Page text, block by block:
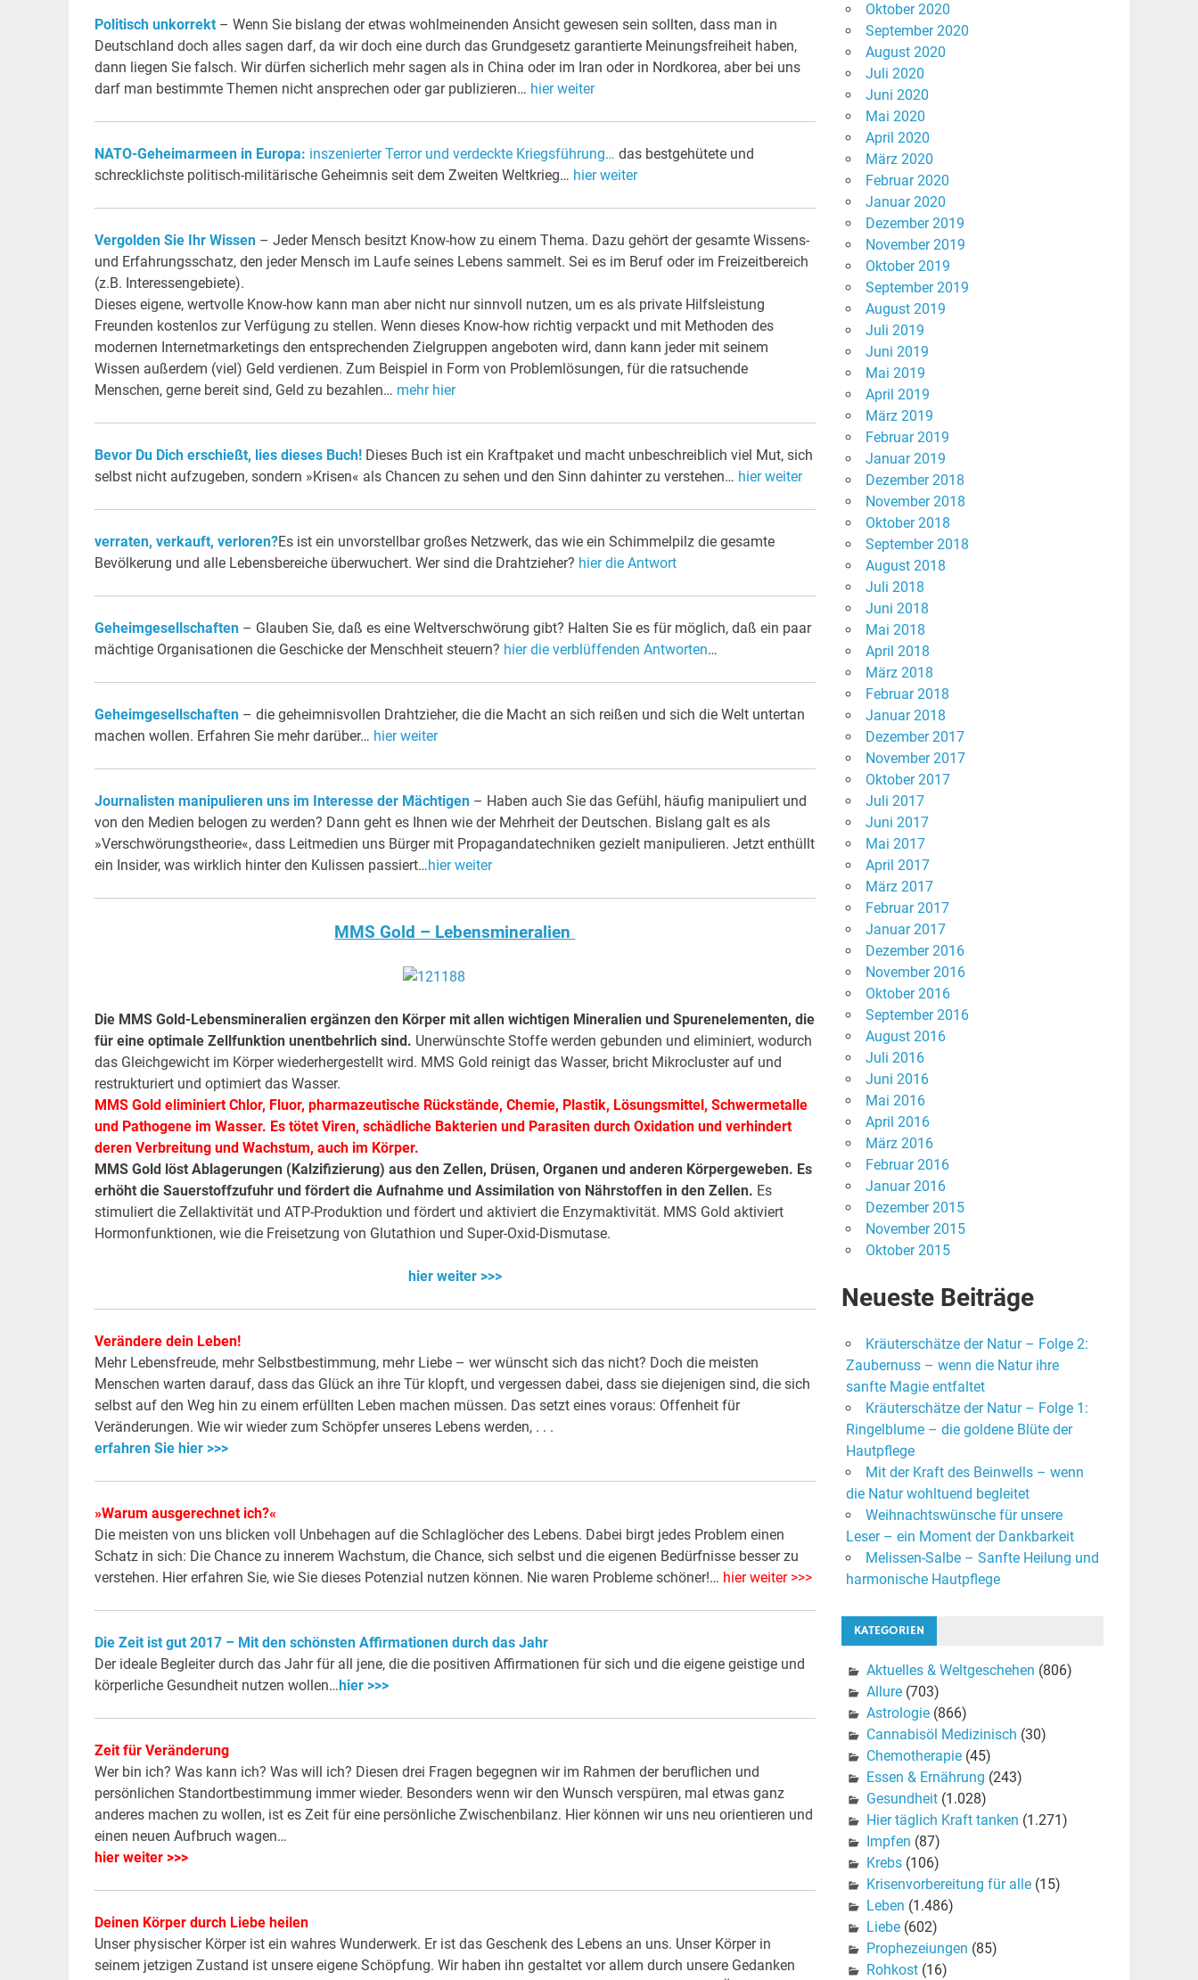
Politisch unkorrekt– Wenn Sie bislang der etwas wohlmeinenden Ansicht gewesen sein sollten, dass man in
Deutschland doch alles sagen darf, da wir doch eine durch das Grundgesetz garantierte Meinungsfreiheit haben,
dann liegen Sie falsch. Wir dürfen sicherlich mehr sagen als in China oder im Iran oder in Nordkorea, aber bei uns
darf man bestimmte Themen nicht ansprechen oder gar publizieren… hier weiter
NATO-Geheimarmeen in Europa: inszenierter Terror und verdeckte Kriegsführung… das bestgehütete und
schrecklichste politisch-militärische Geheimnis seit dem Zweiten Weltkrieg… hier weiter
Vergolden Sie Ihr Wissen– Jeder Mensch besitzt Know-how zu einem Thema. Dazu gehört der gesamte Wissens-
und Erfahrungsschatz, den jeder Mensch im Laufe seines Lebens sammelt. Sei es im Beruf oder im Freizeitbereich
(z.B. Interessengebiete).
Dieses eigene, wertvolle Know-how kann man aber nicht nur sinnvoll nutzen, um es als private Hilfsleistung
Freunden kostenlos zur Verfügung zu stellen. Wenn dieses Know-how richtig verpackt und mit Methoden des
modernen Internetmarketings den entsprechenden Zielgruppen angeboten wird, dann kann jeder mit seinem
Wissen außerdem (viel) Geld verdienen. Zum Beispiel in Form von Problemlösungen, für die ratsuchende
Menschen, gerne bereit sind, Geld zu bezahlen… mehr hier
Bevor Du Dich erschießt, lies dieses Buch! Dieses Buch ist ein Kraftpaket und macht unbeschreiblich viel Mut, sich
selbst nicht aufzugeben, sondern »Krisen« als Chancen zu sehen und den Sinn dahinter zu verstehen… hier weiter
verraten, verkauft, verloren?Es ist ein unvorstellbar großes Netzwerk, das wie ein Schimmelpilz die gesamte
Bevölkerung und alle Lebensbereiche überwuchert. Wer sind die Drahtzieher? hier die Antwort
Geheimgesellschaften– Glauben Sie, daß es eine Weltverschwörung gibt? Halten Sie es für möglich, daß ein paar
mächtige Organisationen die Geschicke der Menschheit steuern? hier die verblüffenden Antworten…
Geheimgesellschaften– die geheimnisvollen Drahtzieher, die die Macht an sich reißen und sich die Welt untertan
machen wollen. Erfahren Sie mehr darüber… hier weiter
Journalisten manipulieren uns im Interesse der Mächtigen– Haben auch Sie das Gefühl, häufig manipuliert und
von den Medien belogen zu werden? Dann geht es Ihnen wie der Mehrheit der Deutschen. Bislang galt es als
»Verschwörungstheorie«, dass Leitmedien uns Bürger mit Propagandatechniken gezielt manipulieren. Jetzt enthüllt
ein Insider, was wirklich hinter den Kulissen passiert…hier weiter
MMS Gold – Lebensmineralien
Die MMS Gold-Lebensmineralien ergänzen den Körper mit allen wichtigen Mineralien und Spurenelementen, die
für eine optimale Zellfunktion unentbehrlich sind. Unerwünschte Stoffe werden gebunden und eliminiert, wodurch
das Gleichgewicht im Körper wiederhergestellt wird. MMS Gold reinigt das Wasser, bricht Mikrocluster auf und
restrukturiert und optimiert das Wasser.
MMS Gold eliminiert Chlor, Fluor, pharmazeutische Rückstände, Chemie, Plastik, Lösungsmittel, Schwermetalle
und Pathogene im Wasser. Es tötet Viren, schädliche Bakterien und Parasiten durch Oxidation und verhindert
deren Verbreitung und Wachstum, auch im Körper.
MMS Gold löst Ablagerungen (Kalzifizierung) aus den Zellen, Drüsen, Organen und anderen Körpergeweben. Es
erhöht die Sauerstoffzufuhr und fördert die Aufnahme und Assimilation von Nährstoffen in den Zellen. Es
stimuliert die Zellaktivität und ATP-Produktion und fördert und aktiviert die Enzymaktivität. MMS Gold aktiviert
Hormonfunktionen, wie die Freisetzung von Glutathion und Super-Oxid-Dismutase.
hier weiter >>>
Verändere dein Leben!
Mehr Lebensfreude, mehr Selbstbestimmung, mehr Liebe – wer wünscht sich das nicht? Doch die meisten
Menschen warten darauf, dass das Glück an ihre Tür klopft, und vergessen dabei, dass sie diejenigen sind, die sich
selbst auf den Weg hin zu einem erfüllten Leben machen müssen. Das setzt eines voraus: Offenheit für
Veränderungen. Wie wir wieder zum Schöpfer unseres Lebens werden, . . .
erfahren Sie hier >>>
»Warum ausgerechnet ich?«
Die meisten von uns blicken voll Unbehagen auf die Schlaglöcher des Lebens. Dabei birgt jedes Problem einen
Schatz in sich: Die Chance zu innerem Wachstum, die Chance, sich selbst und die eigenen Bedürfnisse besser zu
verstehen. Hier erfahren Sie, wie Sie dieses Potenzial nutzen können. Nie waren Probleme schöner!… hier weiter >>>
Die Zeit ist gut 2017 – Mit den schönsten Affirmationen durch das Jahr
Der ideale Begleiter durch das Jahr für all jene, die die positiven Affirmationen für sich und die eigene geistige und
körperliche Gesundheit nutzen wollen… hier >>>
Zeit für Veränderung
Wer bin ich? Was kann ich? Was will ich? Diesen drei Fragen begegnen wir im Rahmen der beruflichen und
persönlichen Standortbestimmung immer wieder. Besonders wenn wir den Wunsch verspüren, mal etwas ganz
anderes machen zu wollen, ist es Zeit für eine persönliche Zwischenbilanz. Hier können wir uns neu orientieren und
einen neuen Aufbruch wagen…
hier weiter >>>
Deinen Körper durch Liebe heilen
Unser physischer Körper ist ein wahres Wunderwerk. Er ist das Geschenk des Lebens an uns. Unser Körper in
seinem jetzigen Zustand ist unsere eigene Schöpfung. Wir haben ihn gestaltet vor allem durch unsere Gedanken
Oktober 2020
September 2020
August 2020
Juli 2020
Juni 2020
Mai 2020
April 2020
März 2020
Februar 2020
Januar 2020
Dezember 2019
November 2019
Oktober 2019
September 2019
August 2019
Juli 2019
Juni 2019
Mai 2019
April 2019
März 2019
Februar 2019
Januar 2019
Dezember 2018
November 2018
Oktober 2018
September 2018
August 2018
Juli 2018
Juni 2018
Mai 2018
April 2018
März 2018
Februar 2018
Januar 2018
Dezember 2017
November 2017
Oktober 2017
Juli 2017
Juni 2017
Mai 2017
April 2017
März 2017
Februar 2017
Januar 2017
Dezember 2016
November 2016
Oktober 2016
September 2016
August 2016
Juli 2016
Juni 2016
Mai 2016
April 2016
März 2016
Februar 2016
Januar 2016
Dezember 2015
November 2015
Oktober 2015
Neueste Beiträge
Kräuterschätze der Natur – Folge 2:
Zaubernuss – wenn die Natur ihre
sanfte Magie entfaltet
Kräuterschätze der Natur – Folge 1:
Ringelblume – die goldene Blüte der
Hautpflege
Mit der Kraft des Beinwells – wenn
die Natur wohltuend begleitet
Weihnachtswünsche für unsere
Leser – ein Moment der Dankbarkeit
Melissen-Salbe – Sanfte Heilung und
harmonische Hautpflege
KATEGORIEN
Aktuelles & Weltgeschehen (806)
Allure(703)
Astrologie(866)
Cannabisöl Medizinisch (30)
Chemotherapie(45)
Essen & Ernährung (243)
Gesundheit(1.028)
Hier täglich Kraft tanken (1.271)
Impfen (87)
Krebs(106)
Krisenvorbereitung für alle(15)
Leben (1.486)
Liebe(602)
Prophezeiungen (85)
Rohkost(16)